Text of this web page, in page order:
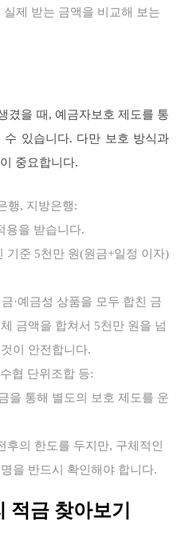
실제 받는 금액을 비교해 보는
겼을 때, 예금자보호 제도를 통
있습니다. 다만 보호 방식과
중요합니다.
행, 지방은행:
용을 받습니다.
기준 5천만 원(원금+일정 이자)
·예금성 상품을 모두 합친 금
금액을 합쳐서 5천만 원을 넘
이 안전합니다.
협 단위조합 등:
을 통해 별도의 보호 제도를 운
후의 한도를 두지만, 구체적인
을 반드시 확인해야 합니다.
적금 찾아보기